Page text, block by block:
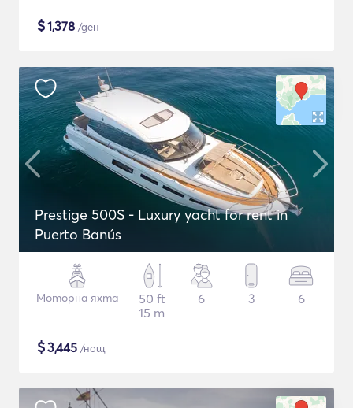
$1,378 /ден
Prestige 500S - Luxury yacht for rent in
Puerto Banús
Моторна яхта
50 ft
15 m
6 3 6
$3,445 /нощ